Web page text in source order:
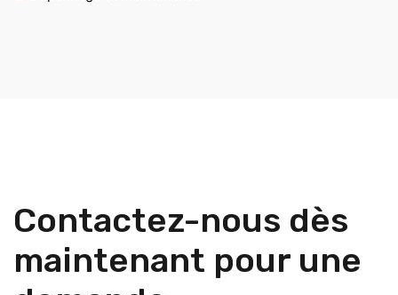
Contactez-nous dès
maintenant pour une